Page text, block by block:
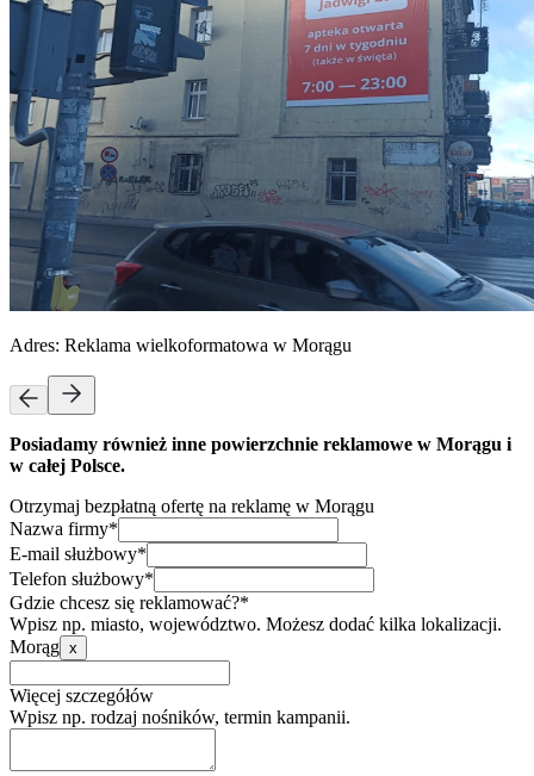
Adres: Reklama wielkoformatowa w Morągu
Posiadamy również inne powierzchnie reklamowe w Morągu i
w całej Polsce.
Otrzymaj bezpłatną ofertę na reklamę w Morągu
Nazwa firmy*
E-mail służbowy*
Telefon służbowy*
Gdzie chcesz się reklamować?*
Wpisz np. miasto, województwo. Możesz dodać kilka lokalizacji.
Morąg x
Więcej szczegółów
Wpisz np. rodzaj nośników, termin kampanii.